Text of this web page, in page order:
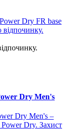
Dry Men's